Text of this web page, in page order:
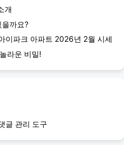
개
까요?
이파크 아파트 2026년 2월 시세
라운 비밀!
글 관리 도구